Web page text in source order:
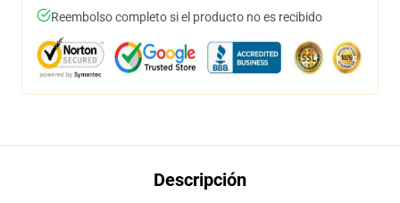
Reembolso completo si el producto no es recibido
Descripción